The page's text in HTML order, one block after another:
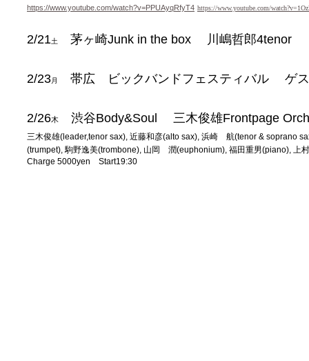
https://www.youtube.com/watch?v=PPUAyqRfyT4 https://www.youtube.com/
2/21土 茅ヶ崎Junk in the box 川嶋哲郎4tenor
2/23月 帯広 ビックバンドフェスティバル ゲス
2/26木 渋谷Body&Soul 三木俊雄Frontpage Orch
三木俊雄(leader,tenor sax), 近藤和彦(alto sax), 浜崎 航(tenor & soprano
(trumpet), 駒野逸美(trombone), 山岡 潤(euphonium), 福田重男(piano), 上
Charge 5000yen Start19:30